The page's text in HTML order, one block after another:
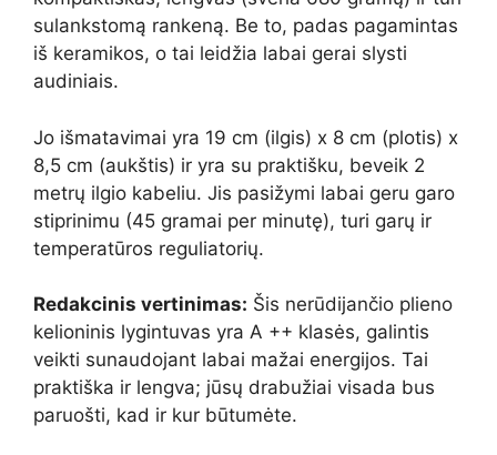
sulankstomą rankeną. Be to, padas pagamintas
iš keramikos, o tai leidžia labai gerai slysti
audiniais.
Jo išmatavimai yra 19 cm (ilgis) x 8 cm (plotis) x
8,5 cm (aukštis) ir yra su praktišku, beveik 2
metrų ilgio kabeliu. Jis pasižymi labai geru garo
stiprinimu (45 gramai per minutę), turi garų ir
temperatūros reguliatorių.
Redakcinis vertinimas: Šis nerūdijančio plieno
kelioninis lygintuvas yra A ++ klasės, galintis
veikti sunaudojant labai mažai energijos. Tai
praktiška ir lengva; jūsų drabužiai visada bus
paruošti, kad ir kur būtumėte.